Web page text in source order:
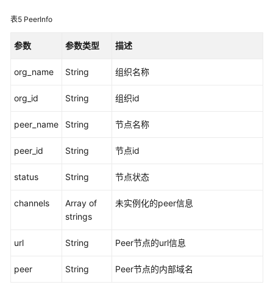
介
发
表5 PeerInfo
参数 参数类型 描述
org_name String 组织名称
org_id String 组织id
peer_name String 节点名称
peer_id String 节点id
status String 节点状态
channels
Array of
strings
未实例化的peer信息
url String Peer节点的url信息
peer String Peer节点的内部域名